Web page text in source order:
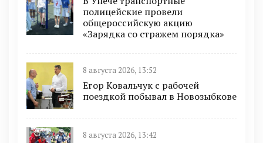
полицейские провели
общероссийскую акцию
«Зарядка со стражем порядка»
8 августа 2026, 13:52
Егор Ковальчук с рабочей
поездкой побывал в Новозыбкове
8 августа 2026, 13:42